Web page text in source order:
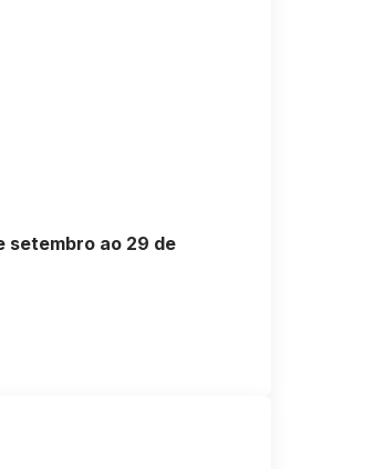
setembro ao 29 de